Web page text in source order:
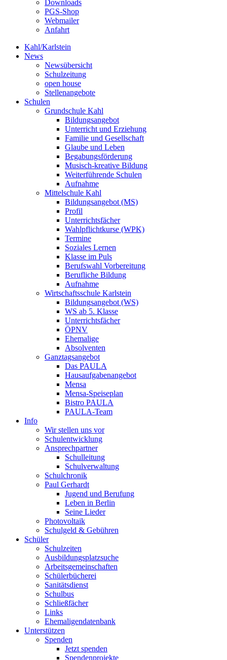
Downloads
PGS-Shop
Webmailer
Anfahrt
Kahl/Karlstein
News
Newsübersicht
Schulzeitung
open house
Stellenangebote
Schulen
Grundschule Kahl
Bildungsangebot
Unterricht und Erziehung
Familie und Gesellschaft
Glaube und Leben
Begabungsförderung
Musisch-kreative Bildung
Weiterführende Schulen
Aufnahme
Mittelschule Kahl
Bildungsangebot (MS)
Profil
Unterrichtsfächer
Wahlpflichtkurse (WPK)
Termine
Soziales Lernen
Klasse im Puls
Berufswahl Vorbereitung
Berufliche Bildung
Aufnahme
Wirtschaftsschule Karlstein
Bildungsangebot (WS)
WS ab 5. Klasse
Unterrichtsfächer
ÖPNV
Ehemalige
Absolventen
Ganztagsangebot
Das PAULA
Hausaufgabenangebot
Mensa
Mensa-Speiseplan
Bistro PAULA
PAULA-Team
Info
Wir stellen uns vor
Schulentwicklung
Ansprechpartner
Schulleitung
Schulverwaltung
Schulchronik
Paul Gerhardt
Jugend und Berufung
Leben in Berlin
Seine Lieder
Photovoltaik
Schulgeld & Gebühren
Schüler
Schulzeiten
Ausbildungsplatzsuche
Arbeitsgemeinschaften
Schülerbücherei
Sanitätsdienst
Schulbus
Schließfächer
Links
Ehemaligendatenbank
Unterstützen
Spenden
Jetzt spenden
Spendenprojekte